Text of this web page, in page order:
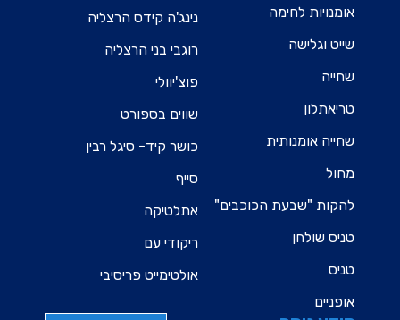
אומנויות לחימה
שייט וגלישה
שחייה
טריאתלון
שחייה אומנותית
מחול
להקות "שבעת הכוכבים"
טניס שולחן
טניס
אופניים
נינג'ה קידס הרצליה
רוגבי בני הרצליה
פוצ'יוולי
שווים בספורט
כושר קיד- סיגל רבין
סייף
אתלטיקה
ריקודי עם
אולטימייט פריסיבי